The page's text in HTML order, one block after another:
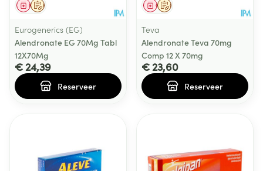
Op voorschrift
Geneesmiddel
Eurogenerics (EG)
Alendronate EG 70Mg Tabl
12X70Mg
€ 24,39
Reserveer
Op voorschrift
Geneesmiddel
Teva
Alendronate Teva 70mg
Comp 12 X 70mg
€ 23,60
Reserveer